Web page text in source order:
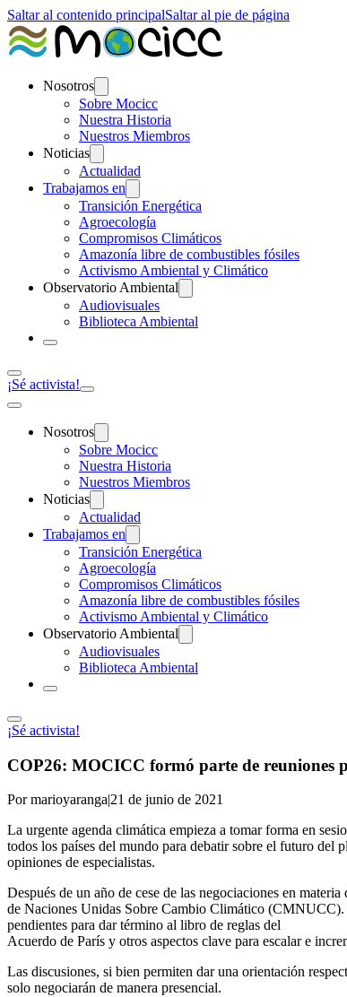
Saltar al contenido principalSaltar al pie de página
Nosotros
Sobre Mocicc
Nuestra Historia
Nuestros Miembros
Noticias
Actualidad
Trabajamos en
Transición Energética
Agroecología
Compromisos Climáticos
Amazonía libre de combustibles fósiles
Activismo Ambiental y Climático
Observatorio Ambiental
Audiovisuales
Biblioteca Ambiental
¡Sé activista!
Nosotros
Sobre Mocicc
Nuestra Historia
Nuestros Miembros
Noticias
Actualidad
Trabajamos en
Transición Energética
Agroecología
Compromisos Climáticos
Amazonía libre de combustibles fósiles
Activismo Ambiental y Climático
Observatorio Ambiental
Audiovisuales
Biblioteca Ambiental
¡Sé activista!
COP26: MOCICC formó parte de reuniones
Por marioyaranga|21 de junio de 2021
La urgente agenda climática empieza a tomar forma en
todos los países del mundo para debatir sobre el futuro
opiniones de especialistas.
Después de un año de cese de las negociaciones en
de Naciones Unidas Sobre Cambio Climático (CMNUCC).
pendientes para dar término al libro de reglas del
Acuerdo de París y otros aspectos clave para escalar e
Las discusiones, si bien permiten dar una orientación
solo negociarán de manera presencial.